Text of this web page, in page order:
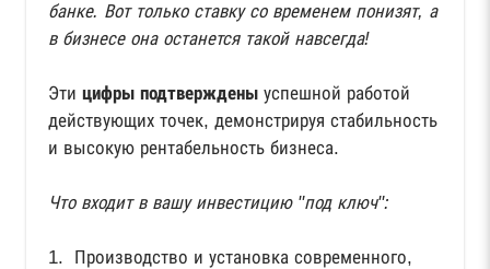
банке. Вот только ставку со временем понизят, а
в бизнесе она останется такой навсегда!
Эти цифры подтверждены успешной работой
действующих точек, демонстрируя стабильность
и высокую рентабельность бизнеса.
Что входит в вашу инвестицию "под ключ":
1. Производство и установка современного,